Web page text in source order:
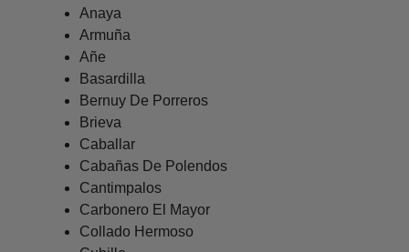
Anaya
Armuña
Añe
Basardilla
Bernuy De Porreros
Brieva
Caballar
Cabañas De Polendos
Cantimpalos
Carbonero El Mayor
Collado Hermoso